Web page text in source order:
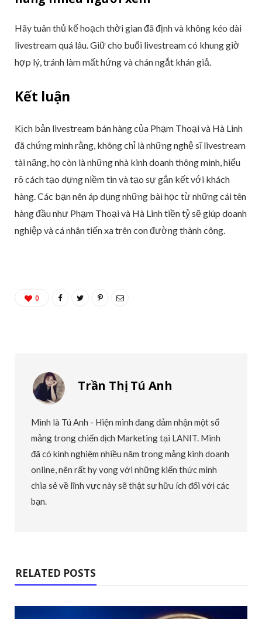
Hãy tuân thủ kế hoạch thời gian đã định và không kéo dài
livestream quá lâu. Giữ cho buổi livestream có khung giờ
hợp lý, tránh làm mất hứng và chán ngắt khán giả.
Kết luận
Kịch bản livestream bán hàng của Phạm Thoại và Hà Linh
đã chứng minh rằng, không chỉ là những nghệ sĩ livestream
tài năng, họ còn là những nhà kinh doanh thông minh, hiểu
rõ cách tạo dựng niềm tin và tạo sự gắn kết với khách
hàng. Các bạn nên áp dụng những bài học từ những cái tên
hàng đầu như Phạm Thoại và Hà Linh tiền tỷ sẽ giúp doanh
nghiệp và cá nhân tiến xa trên con đường thành công.
0
Trần Thị Tú Anh
Mình là Tú Anh - Hiện mình đang đảm nhận một số
mảng trong chiến dịch Marketing tại LANIT. Mình
đã có kinh nghiệm nhiều năm trong mảng kinh doanh
online, nên rất hy vọng với những kiến thức mình
chia sẻ về lĩnh vực này sẽ thật sự hữu ích đối với các
bạn.
RELATED POSTS